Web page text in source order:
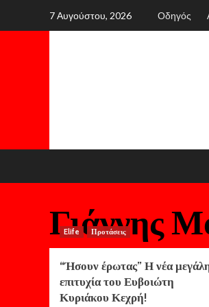
7 Αυγούστου, 2026 Οδηγός
Γιάννης
Elife Προτάσεις
“Ήσουν έρωτας” Η νέα
επιτυχία του Ευβοιώτη
Κυριάκου Κεχρή!